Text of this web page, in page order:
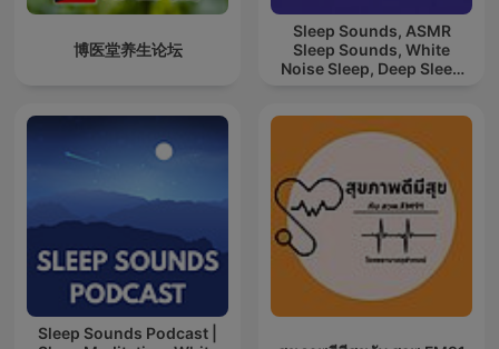
博医堂养生论坛
Sleep Sounds, ASMR
Sleep Sounds, White
Noise Sleep, Deep Sleep
Sleep Sounds Podcast |